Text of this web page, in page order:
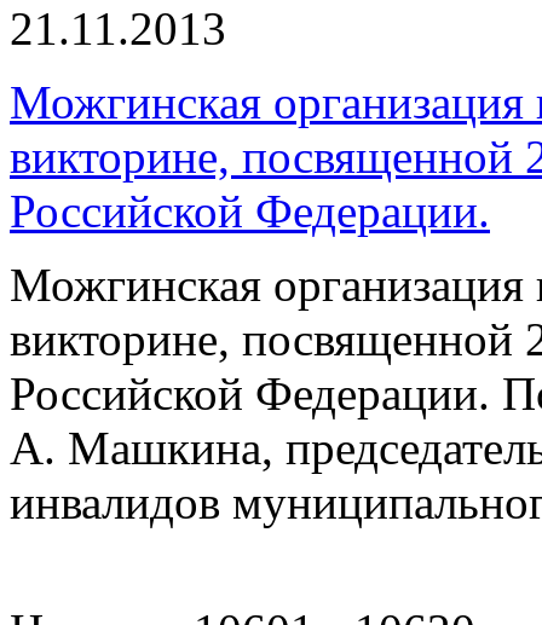
21.11.2013
Можгинская организация
викторине, посвященной
Российской Федерации.
Можгинская организация
викторине, посвященной
Российской Федерации.
А. Машкина,
инвалидов